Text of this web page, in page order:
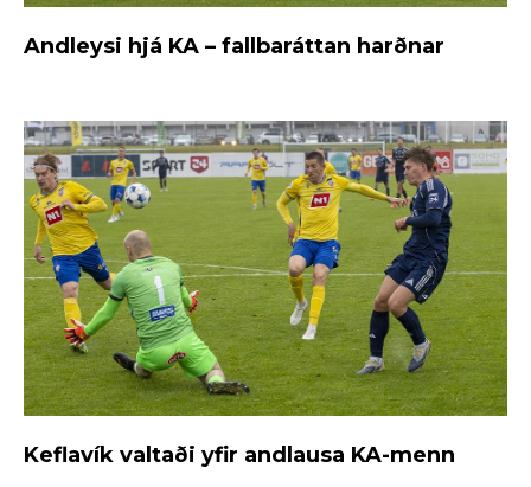
Andleysi hjá KA – fallbaráttan harðnar
Keflavík valtaði yfir andlausa KA-menn